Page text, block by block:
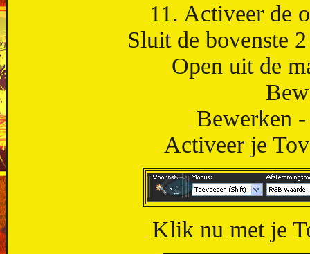
11. Activeer de
Sluit de bovenste
Open uit de
Bewerken
Activeer je
Klik nu met je